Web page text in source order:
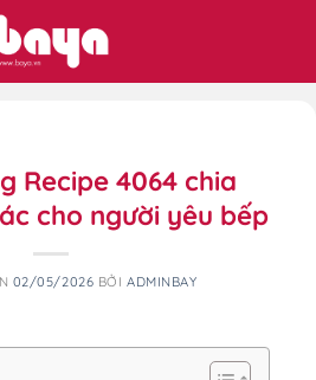
Recipe 4064 chia
cho người yêu bếp
02/05/2026 BỞIADMINBAY